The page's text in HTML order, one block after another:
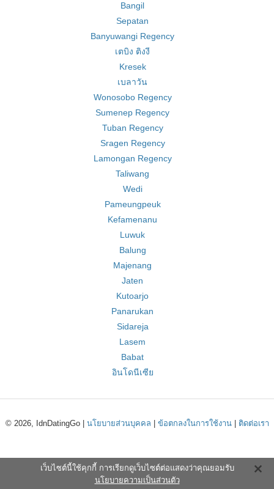
Bangil
Sepatan
Banyuwangi Regency
เตบิง ติงงี
Kresek
เบลาวัน
Wonosobo Regency
Sumenep Regency
Tuban Regency
Sragen Regency
Lamongan Regency
Taliwang
Wedi
Pameungpeuk
Kefamenanu
Luwuk
Balung
Majenang
Jaten
Kutoarjo
Panarukan
Sidareja
Lasem
Babat
อินโดนีเซีย
© 2026, IdnDatingGo | นโยบายส่วนบุคคล ข้อตกลงในการใช้งาน| ติดต่อเรา
เว็บไซต์นี้ใช้คุกกี้ การเรียกดูเว็บไซต์ต่อแสดงว่าคุณยอมรับ
นโยบายความเป็นส่วนตัว